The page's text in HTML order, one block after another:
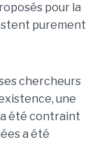
pour la
purement
chercheurs
une
a été contraint
a été